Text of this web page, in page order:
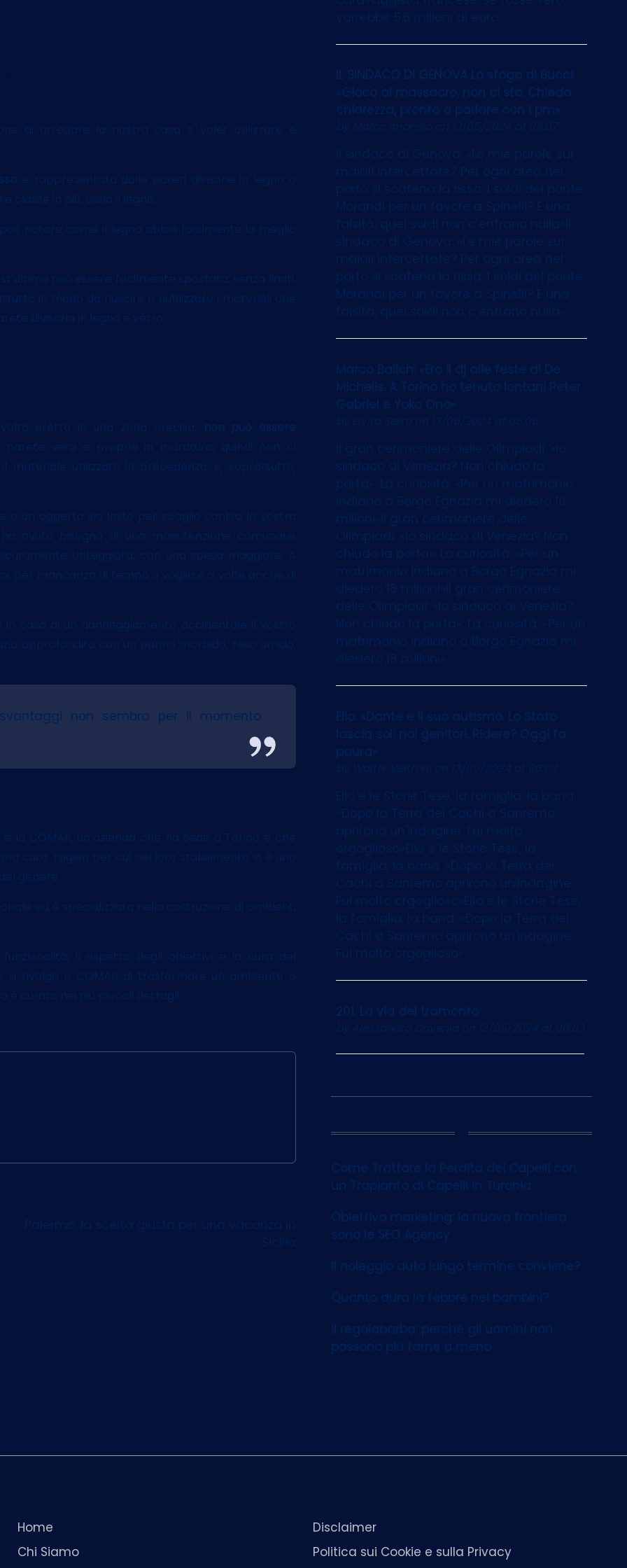
di arredare la nostra casa e voler utilizzare e
è rappresentata dalle pareti divisorie in legno o
in più, ossia il legno.
notare come il legno abbia facilmente la meglio
può essere facilmente spostata, senza limiti,
in modo da riuscire a riutilizzare i materiali che
divisoria in legno e vetro.
eretta in una zona precisa,
non può essere
vera e propria in muratura, quindi non ci
utilizzato in precedenza, e, soprattutto,
o un oggetto sia finito per sbaglio contro la vostra
avuto bisogno di una manutenzione comunque
tinteggiata, con una spesa maggiore. A
per mancanza di tempo o voglia e a volte anche di
in caso di un danneggiamento accidentale il vostro
approfondita con un panno morbido, reso umido,
non sembra per il momento
è la COMAR, un’azienda che ha sede a Torino e che
cura, ragion per cui nel loro stabilimento vi è uno
genere.
ed è specializzata nella costruzione di ambienti
il rispetto degli obiettivi e la cura del
rivolga a COMAR di trasformare un ambiente o
e curato nei più piccoli dettagli.
Palermo, la scelta giusta per una vacanza in
varrebbe 5,5 milioni di euro
IL SINDACO DI GENOVA Lo sfogo di Bucci:
«Gioco al massacro, non ci sto. Chiedo
chiarezza, pronto a parlare con i pm»
by Marco Imarisioon 13/05/2024 at 06:07
Il sindaco di Genova: «Le mie parole sui
maiali intercettate? Per ogni area nel
porto si scatena la rissa. I soldi del ponte
Morandi per un favore a Spinelli? È una
falsità, quei soldi non c’entrano nulla»Il
sindaco di Genova: «Le mie parole sui
maiali intercettate? Per ogni area nel
porto si scatena la rissa. I soldi del ponte
Morandi per un favore a Spinelli? È una
falsità, quei soldi non c’entrano nulla»
Marco Balich: «Ero il dj alle feste di De
Michelis. A Torino ho tenuto lontani Peter
Gabriel e Yoko Ono»
by Elvira Serra on 13/05/2024 at 06:05
Il gran cerimoniere delle Olimpiadi: «Io
sindaco di Venezia? Non chiudo la
porta». La curiosità: «Per un matrimonio
indiano a Borgo Egnazia mi diedero 18
milioni»Il gran cerimoniere delle
Olimpiadi: «Io sindaco di Venezia? Non
chiudo la porta». La curiosità: «Per un
matrimonio indiano a Borgo Egnazia mi
diedero 18 milioni»Il gran cerimoniere
delle Olimpiadi: «Io sindaco di Venezia?
Non chiudo la porta». La curiosità: «Per un
matrimonio indiano a Borgo Egnazia mi
diedero 18 milioni»
Elio: «Dante e il suo autismo. Lo Stato
lascia soli noi genitori. Ridere? Oggi fa
paura»
by Walter Veltronion 13/05/2024 at 06:03
Elio e le Storie Tese, la famiglia, la band.
«Dopo la Terra dei Cachi a Sanremo
aprirono un'indagine. Fui molto
orgoglioso»Elio e le Storie Tese, la
famiglia, la band. «Dopo la Terra dei
Cachi a Sanremo aprirono un'indagine.
Fui molto orgoglioso»Elio e le Storie Tese,
la famiglia, la band. «Dopo la Terra dei
Cachi a Sanremo aprirono un'indagine.
Fui molto orgoglioso»
201. La via del tramonto
by Alessandro Davenia on 13/05/2024 at 06:03
12
Come Trattare la Perdita dei Capelli con
un Trapianto di Capelli in Turchia
Obiettivo marketing: la nuova frontiera
sono le SEO Agency
Il noleggio auto lungo termine conviene?
Quanto dura la febbre nei bambini?
Il regolabarba: perché gli uomini non
possono più farne a meno
Home
Chi Siamo
Disclaimer
Politica sui Cookie e sulla Privacy